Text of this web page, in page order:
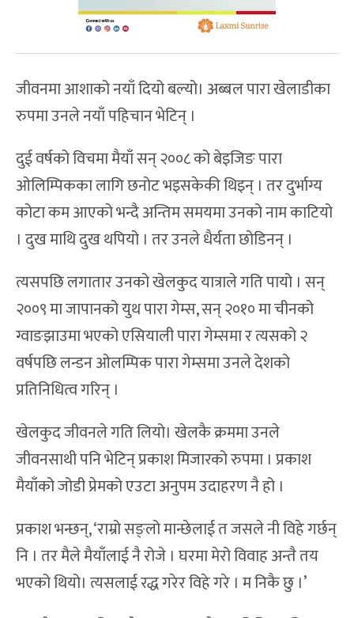
जीवनमा आशाको नयाँ दियो बल्यो। अब्बल पारा खेलाडीका
रुपमा उनले नयाँ पहिचान भेटिन् ।
दुई वर्षको विचमा मैयाँ सन् २००८ को बेइजिङ पारा
ओलिम्पिकका लागि छनोट भइसकेकी थिइन् । तर दुर्भाग्य
कोटा कम आएको भन्दै अन्तिम समयमा उनको नाम काटियो
। दुख माथि दुख थपियो । तर उनले धैर्यता छोडिनन् ।
त्यसपछि लगातार उनको खेलकुद यात्राले गति पायो । सन्
२००९ मा जापानको युथ पारा गेम्स, सन् २०१० मा चीनको
ग्वाङझाउमा भएको एसियाली पारा गेम्समा र त्यसको २
वर्षपछि लन्डन ओलम्पिक पारा गेम्समा उनले देशको
प्रतिनिधित्व गरिन् ।
खेलकुद जीवनले गति लियो। खेलकै क्रममा उनले
जीवनसाथी पनि भेटिन् प्रकाश मिजारको रुपमा । प्रकाश
मैयाँको जोडी प्रेमको एउटा अनुपम उदाहरण नै हो ।
प्रकाश भन्छन्, ‘राम्रो सङ्लो मान्छेलाई त जसले नी विहे गर्छन्
नि । तर मैले मैयाँलाई नै रोजे । घरमा मेरो विवाह अन्तै तय
भएको थियो। त्यसलाई रद्ध गरेर विहे गरे । म निकै छु ।’